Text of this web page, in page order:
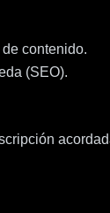
contenido.
(SEO).